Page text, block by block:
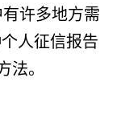
许多地方需
人征信报告
。